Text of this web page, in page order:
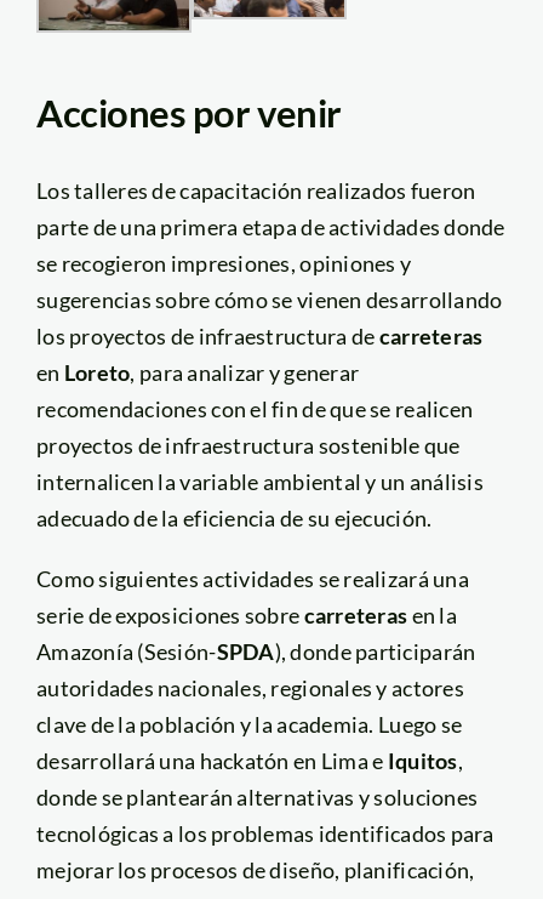
Acciones por venir
Los talleres de capacitación realizados fueron
parte de una primera etapa de actividades donde
se recogieron impresiones, opiniones y
sugerencias sobre cómo se vienen desarrollando
los proyectos de infraestructura decarreteras
en Loreto, para analizar y generar
recomendaciones con el fin de que se realicen
proyectos de infraestructura sostenible que
internalicen la variable ambiental y un análisis
adecuado de la eficiencia de su ejecución.
Como siguientes actividades se realizará una
serie de exposiciones sobrecarreterasen la
Amazonía (Sesión-SPDA), donde participarán
autoridades nacionales, regionales y actores
clave de la población y la academia. Luego se
desarrollará una hackatón en Lima e Iquitos,
donde se plantearán alternativas y soluciones
tecnológicas a los problemas identificados para
mejorar los procesos de diseño, planificación,